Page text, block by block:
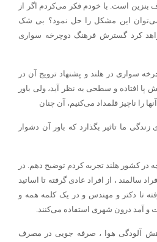
است. با خودم فکر می‌کردم اگر از
این مشکل را حل نمود؟ بی شک
کرد گسترش فرهنگ دوچرخه سواری
سواری در هلند و پشنهاد ترویج آن در
پا افتاده و سطحی به نظر آید، ولی باور
را ناچیز قلمداد می‌کنیم، آن چنان
زندگی ما تاثیر بگذارد که باور آن دشوار
در کشور هلند تجربه کردم توضیح دهم. در
سالمند ، از افراد عادی گرفته تا اساتید
تا دکتر و مهندس و در یک کلمه همه و
و آمد درون شهری استفاده می‌کنند.
آلودگی هوا ، صرفه جویی در مصرف